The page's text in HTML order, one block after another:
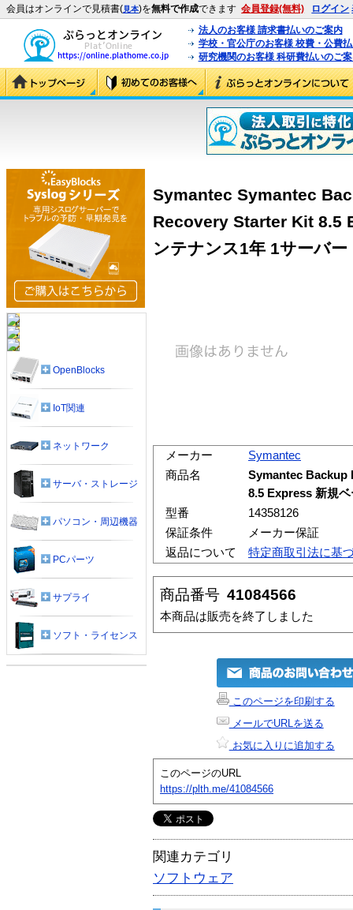
会員はオンラインで見積書(見本)を無料で作成できます 会員登録(無料) ログイン
法人のお客様 請求書払いのご案内
学校・官公庁のお客様 校費・公費
研究機関のお客様 科研費払いのご
Symantec Symantec
Recovery Starter Kit 8.5
ンテナンス1年 1サーバー
メーカー
Symantec
商品名
Symantec Backup
8.5 Express 新規
型番
14358126
保証条件
メーカー保証
返品について
特定商取引法に基
商品番号 41084566
本商品は販売を終了しました
このページを印刷する
メールでURLを送る
お気に入りに追加する
このページのURL
https://plth.me/41084566
関連カテゴリ
ソフトウェア
OpenBlocks
IoT関連
ネットワーク
サーバ・ストレージ
パソコン・周辺機器
PCパーツ
サプライ
ソフト・ライセンス